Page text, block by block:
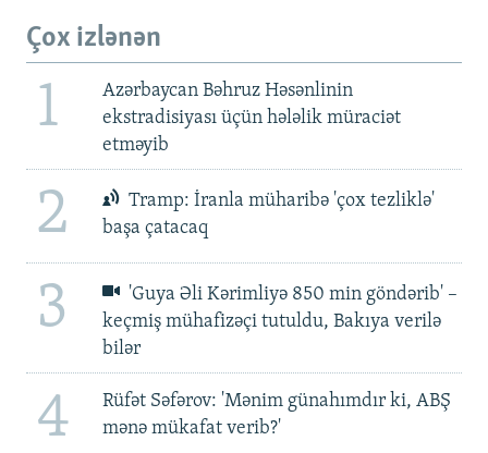
Çox izlənən
1
Azərbaycan Bəhruz Həsənlinin
ekstradisiyası üçün hələlik müraciət
etməyib
2
Tramp: İranla müharibə 'çox tezliklə'
başa çatacaq
3
'Guya Əli Kərimliyə 850 min göndərib' –
keçmiş mühafizəçi tutuldu, Bakıya verilə
bilər
4
Rüfət Səfərov: 'Mənim günahımdır ki, ABŞ
mənə mükafat verib?'